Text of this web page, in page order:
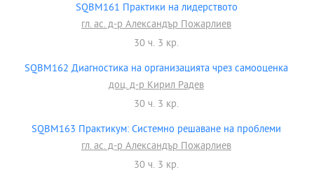
SQBM161 Практики на лидерството
гл. ас. д-р Александър Пожарлиев
30 ч. 3 кр.
SQBM162 Диагностика на организацията чрез самооценка
доц. д-р Кирил Радев
30 ч. 3 кр.
SQBM163 Практикум: Системно решаване на проблеми
гл. ас. д-р Александър Пожарлиев
30 ч. 3 кр.